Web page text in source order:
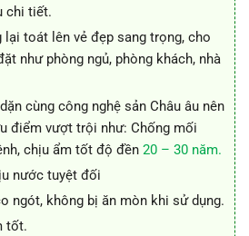
chi tiết.
lại toát lên vẻ đẹp sang trọng, cho
như phòng ngủ, phòng khách, nhà
cùng công nghệ sản Châu âu nên
điểm vượt trội như: Chống mối
chịu ẩm tốt độ đền 20 – 30 năm.
nước tuyệt đối
ngót, không bị ăn mòn khi sử dụng.
tốt.